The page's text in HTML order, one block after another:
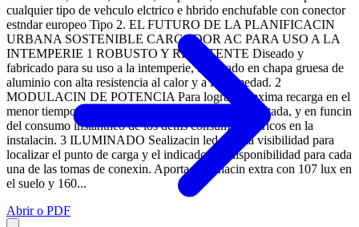
cualquier tipo de vehculo elctrico e hbrido enchufable con conector
estndar europeo Tipo 2. EL FUTURO DE LA PLANIFICACIN
URBANA SOSTENIBLE CARGADOR AC PARA USO A LA
INTEMPERIE 1 ROBUSTO Y RESISTENTE Diseado y
fabricado para su uso a la intemperie, fabricado en chapa gruesa de
aluminio con alta resistencia al calor y a la humedad. 2
MODULACIN DE POTENCIA Para lograr la mxima recarga en el
menor tiempo posible sin exceder la potencia contratada, y en funcin
del consumo instantneo de los dems consumos elctricos en la
instalacin. 3 ILUMINADO Sealizacin led de alta visibilidad para
localizar el punto de carga y el indicador de disponibilidad para cada
una de las tomas de conexin. Aporta iluminacin extra con 107 lux en
el suelo y 160...
Abrir o PDF